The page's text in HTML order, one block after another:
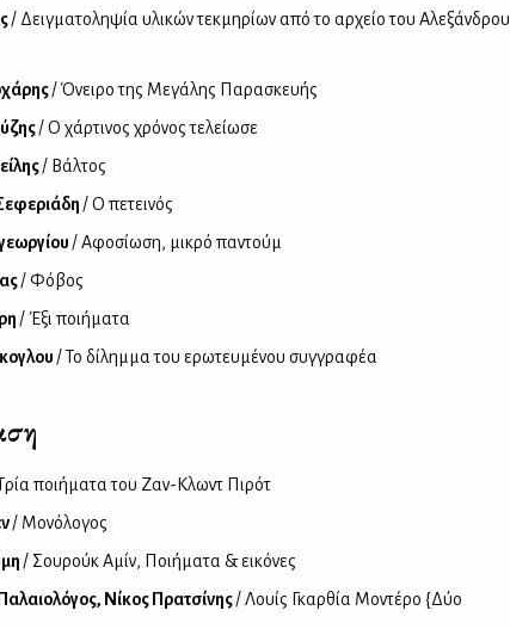
/ Δειγματοληψία υλικών τεκμηρίων από το αρχείο του Αλεξάνδρου
/ Όνειρο της Μεγάλης Παρασκευής
/ Ο χάρτινος χρόνος τελείωσε
/ Βάλτος
/ Ο πετεινός
/ Αφοσίωση, μικρό παντούμ
/ Φόβος
/ Έξι ποιήματα
/ Το δίλημμα του ερωτευμένου συγγραφέα
ποιήματα του Ζαν-Κλωντ Πιρότ
/ Μονόλογος
/ Σουρούκ Αμίν, Ποιήματα & εικόνες
Νίκος Πρατσίνης/ Λουίς Γκαρθία Μοντέρο {Δύο